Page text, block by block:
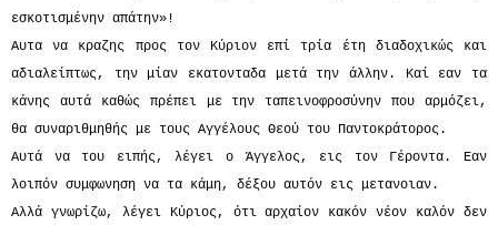
εσκοτισμένην απάτην»!
Αυτα να κραζης προς τον Κύριον επί τρία έτη διαδοχικώς και
αδιαλείπτως, την μίαν εκατονταδα μετά την άλλην. Καί εαν τα
κάνης αυτά καθώς πρέπει με την ταπεινοφροσύνην που αρμόζει,
θα συναριθμηθής με τους Αγγέλους Θεού του Παντοκράτορος.
Αυτά να του ειπής, λέγει ο Άγγελος, εις τον Γέροντα. Εαν
λοιπόν συμφωνηση να τα κάμη, δέξου αυτόν εις μετανοιαν.
Αλλά γνωρίζω, λέγει Κύριος, ότι αρχαίον κακόν νέον καλόν δεν